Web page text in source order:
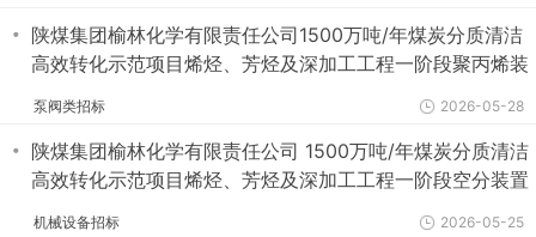
・ 陕煤集团榆林化学有限责任公司1500万吨/年煤炭分质清洁
高效转化示范项目烯烃、芳烃及深加工工程一阶段聚丙烯装
泵阀类招标 2026-05-28
・ 陕煤集团榆林化学有限责任公司 1500万吨/年煤炭分质清洁
高效转化示范项目烯烃、芳烃及深加工工程一阶段空分装置
机械设备招标 2026-05-25